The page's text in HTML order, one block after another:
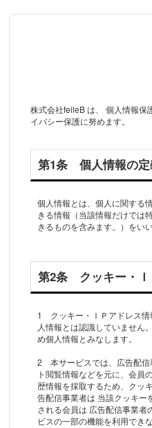
株式会社feileB は、 個人情報保
イバシー保護に努めます。
第1条 個人情報の
個人情報とは、個人に関する
きる情報（当該情報だけでは
第2条 クッキー・Ｉ
1 クッキー・ＩＰアドレス情
人情報とは認識していません
め個人情報とみなします。
2 本サービスでは、広告配信
ト閲覧情報などを元に、会員
歴情報を採取するため、クッ
告配信事業者は 当該クッキー
される会員は 広告配信事業
ビスの一部の機能を利用でき